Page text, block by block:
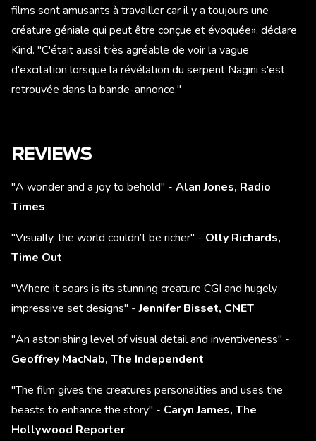
films sont amusants à travailler car il y a toujours une
créature géniale qui peut être conçue et évoquée», déclare
Kind. "C'était aussi très agréable de voir la vague
d'excitation lorsque la révélation du serpent Nagini s'est
retrouvée dans la bande-annonce."
REVIEWS
"A wonder and a joy to behold" - Alan Jones, Radio
Times
"Visually, the world couldn’t be richer" - Olly Richards,
Time Out
"Where it soars is its stunning creature CGI and hugely
impressive set designs" -Jennifer Bisset, CNET
"An astonishing level of visual detail and inventiveness" -
Geoffrey MacNab, The Independent
"The film gives the creatures personalities and uses the
beasts to enhance the story" - Caryn James, The
Hollywood Reporter